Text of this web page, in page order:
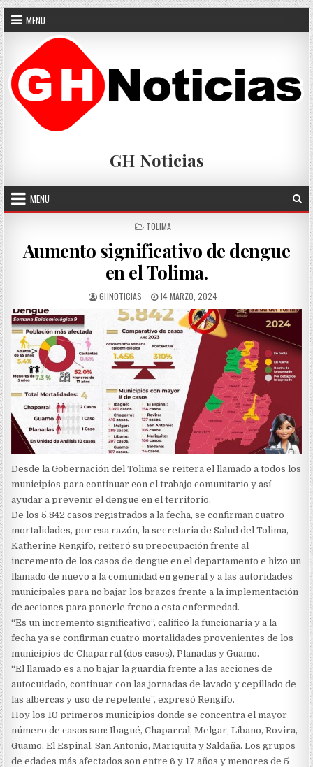
Skip
to
content
MENU
GH Noticias
MENU
POSTED
TOLIMA
Aumento significativo de dengue
en el Tolima.
AUTHOR:
GHNOTICIAS
PUBLISHED
DATE:
14 MARZO, 2024
Desde la Gobernación del Tolima se reitera el llamado a todos los
municipios para continuar con el trabajo comunitario y así
ayudar a prevenir el dengue en el territorio.
De los 5.842 casos registrados a la fecha, se confirman cuatro
mortalidades, por esa razón, la secretaria de Salud del Tolima,
Katherine Rengifo, reiteró su preocupación frente al
incremento de los casos de dengue en el departamento e hizo un
llamado de nuevo a la comunidad en general y a las autoridades
municipales para no bajar los brazos frente a la implementación
de acciones para ponerle freno a esta enfermedad.
“Es un incremento significativo”, calificó la funcionaria y a la
fecha ya se confirman cuatro mortalidades provenientes de los
municipios de Chaparral (dos casos), Planadas y Guamo.
“El llamado es a no bajar la guardia frente a las acciones de
autocuidado, continuar con las jornadas de lavado y cepillado de
las albercas y uso de repelente”, expresó Rengifo.
Hoy los 10 primeros municipios donde se concentra el mayor
número de casos son: Ibagué, Chaparral, Melgar, Líbano, Rovira,
Guamo, El Espinal, San Antonio, Mariquita y Saldaña. Los grupos
de edades más afectados son entre 6 y 17 años y menores de 5